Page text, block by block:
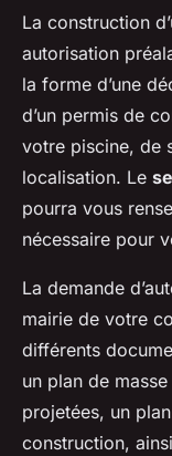
La construction
autorisation
la forme d’une
d’un permis de
votre piscine, de
localisation. Le
pourra vous
nécessaire pour
La demande
mairie de votre
différents
un plan de
projetées, un
construction,